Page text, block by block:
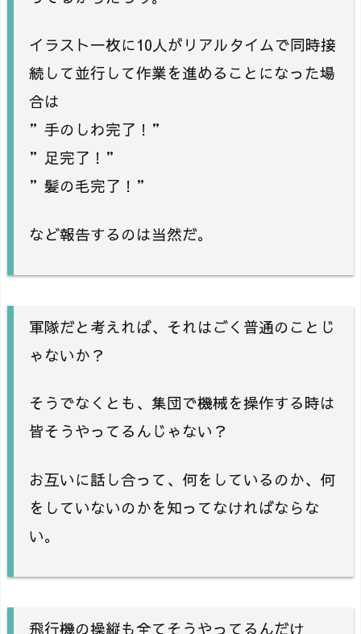
イラスト一枚に10人がリアルタイムで同時接
続して並行して作業を進めることになった場
合は
”手のしわ完了！”
”足完了！”
”髪の毛完了！”
など報告するのは当然だ。
軍隊だと考えれば、それはごく普通のことじ
ゃないか？
そうでなくとも、集団で機械を操作する時は
皆そうやってるんじゃない？
お互いに話し合って、何をしているのか、何
をしていないのかを知ってなければならな
い。
飛行機の操縦も全てそうやってるんだけ